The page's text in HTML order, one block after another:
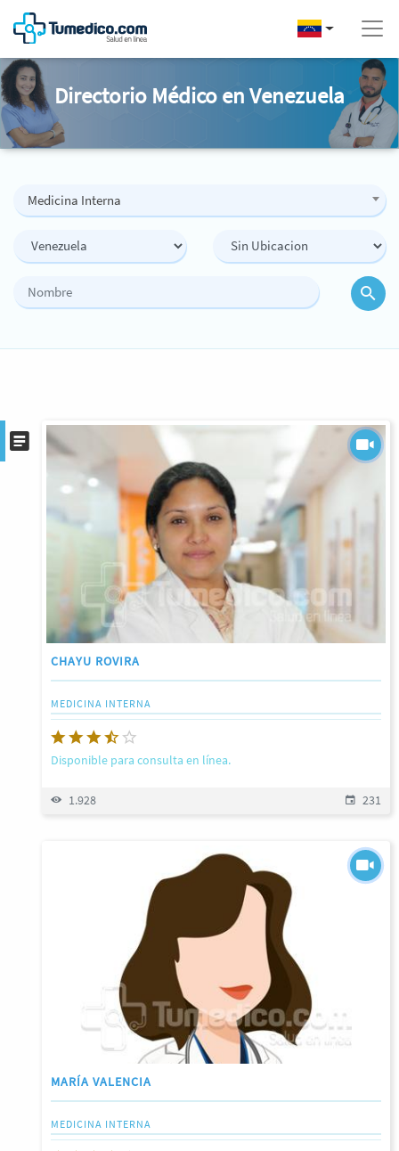
Directorio Médico en Venezuela
Medicina Interna
CHAYU ROVIRA
MEDICINA INTERNA
Disponible para consulta en línea.
1.928 231
MARÍA VALENCIA
MEDICINA INTERNA